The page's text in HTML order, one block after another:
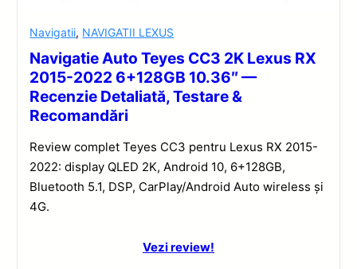
Navigatii, NAVIGATII LEXUS
Navigatie Auto Teyes CC3 2K Lexus RX
2015-2022 6+128GB 10.36″ —
Recenzie Detaliată, Testare &
Recomandări
Review complet Teyes CC3 pentru Lexus RX 2015-
2022: display QLED 2K, Android 10, 6+128GB,
Bluetooth 5.1, DSP, CarPlay/Android Auto wireless și
4G.
Vezi review!